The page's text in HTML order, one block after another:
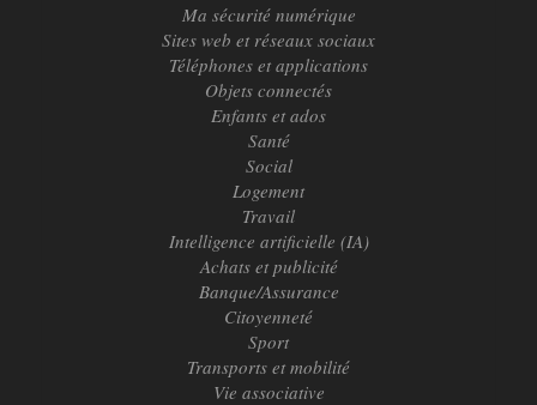
Ma sécurité numérique
Sites web et réseaux sociaux
Téléphones et applications
Objets connectés
Enfants et ados
Santé
Social
Logement
Travail
Intelligence artificielle (IA)
Achats et publicité
Banque/Assurance
Citoyenneté
Sport
Transports et mobilité
Vie associative